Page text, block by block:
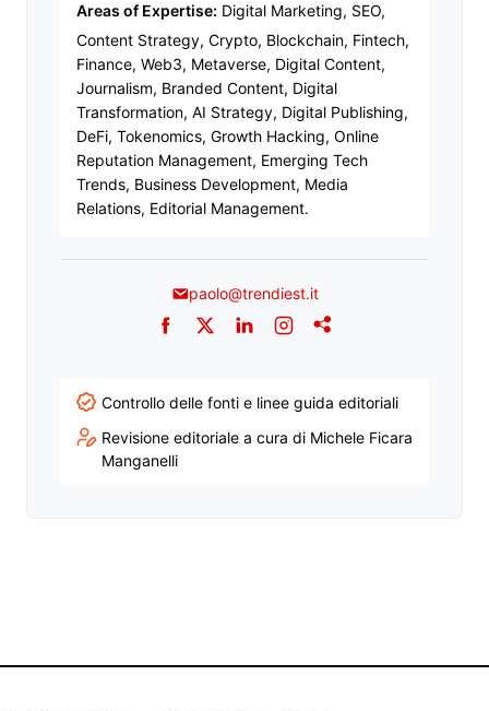
Areas of Expertise: Digital Marketing, SEO,
Content Strategy, Crypto, Blockchain, Fintech,
Finance, Web3, Metaverse, Digital Content,
Journalism, Branded Content, Digital
Transformation, AI Strategy, Digital Publishing,
DeFi, Tokenomics, Growth Hacking, Online
Reputation Management, Emerging Tech
Trends, Business Development, Media
Relations, Editorial Management.
paolo@trendiest.it
Facebook
TwitterLinkedInInstagram
Addthis
Controllo delle fonti e linee guida editoriali
Revisione editoriale a cura di Michele Ficara
Manganelli